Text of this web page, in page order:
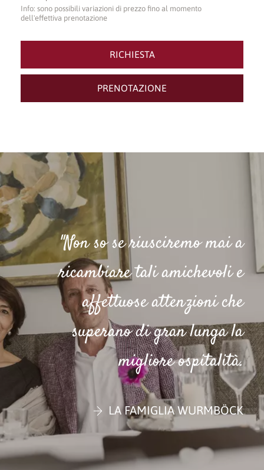
"Non so se riusciremo mai a
ricambiare tali amichevoli e
affettuose attenzioni che
superano di gran lunga la
migliore ospitalità.
LA FAMIGLIA WURMBÖCK